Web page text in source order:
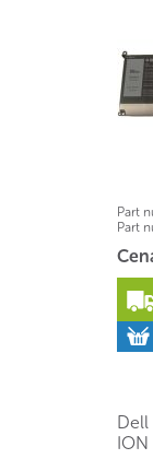
Part
Part